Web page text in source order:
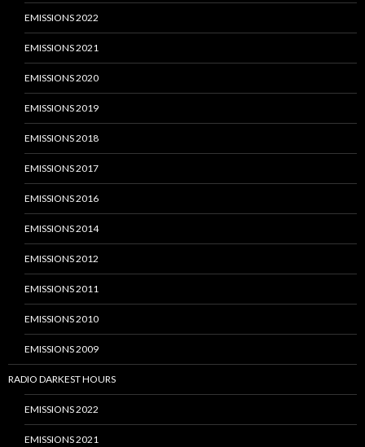
EMISSIONS 2022
EMISSIONS 2021
EMISSIONS 2020
EMISSIONS 2019
EMISSIONS 2018
EMISSIONS 2017
EMISSIONS 2016
EMISSIONS 2014
EMISSIONS 2012
EMISSIONS 2011
EMISSIONS 2010
EMISSIONS 2009
RADIO DARKEST HOURS
EMISSIONS 2022
EMISSIONS 2021